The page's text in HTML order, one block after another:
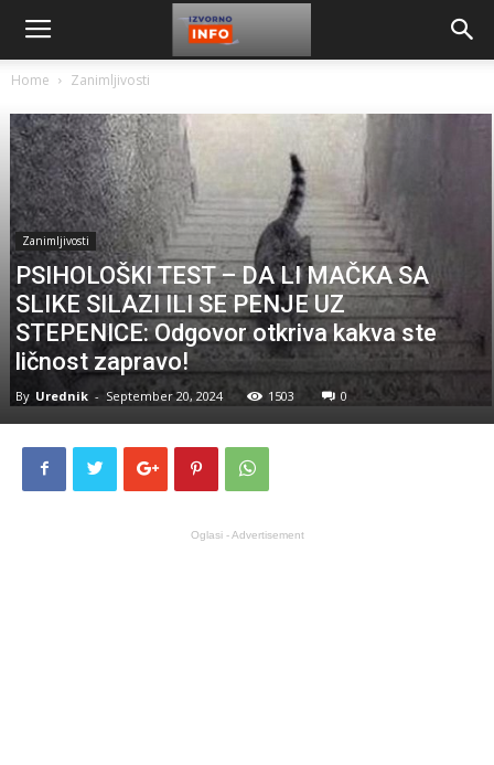
Home Zanimljivosti
Zanimljivosti
PSIHOLOŠKI TEST – DA LI MAČKA SA
SLIKE SILAZI ILI SE PENJE UZ
STEPENICE: Odgovor otkriva kakva ste
ličnost zapravo!
By Urednik - September 20, 2024 1503 0
Oglasi - Advertisement